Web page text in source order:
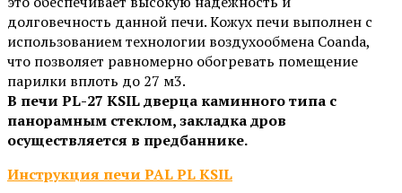
долговечность данной печи. Кожух печи выполнен с
использованием технологии воздухообмена Coanda,
что позволяет равномерно обогревать помещение
парилки вплоть до 27 м3.
В печи PL-27 KSIL дверца каминного типа с
панорамным стеклом, закладка дров
осуществляется в предбаннике.
Инструкция печи PAL PL KSIL